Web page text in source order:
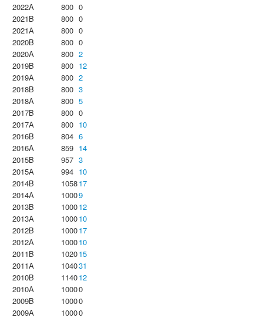
2022A
800 0
2021B
800 0
2021A
800 0
2020B
800 0
2020A
800 2
2019B
800 12
2019A
800 2
2018B
800 3
2018A
800 5
2017B
800 0
2017A
800 10
2016B
804 6
2016A
859 14
2015B
957 3
2015A
994 10
2014B
105817
2014A
10009
2013B
100012
2013A
100010
2012B
100017
2012A
100010
2011B
102015
2011A
104031
2010B
114012
2010A
10000
2009B
10000
2009A
10000